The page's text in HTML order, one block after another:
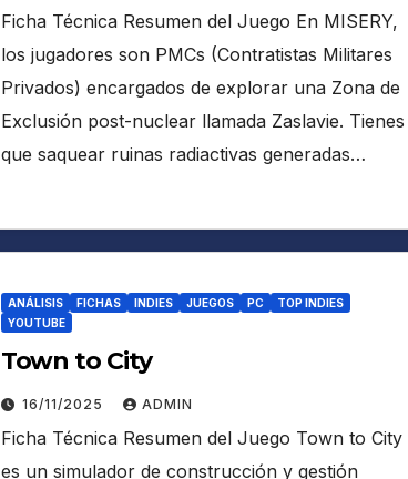
Ficha Técnica Resumen del Juego En MISERY,
los jugadores son PMCs (Contratistas Militares
Privados) encargados de explorar una Zona de
Exclusión post-nuclear llamada Zaslavie. Tienes
que saquear ruinas radiactivas generadas…
ANÁLISIS FICHAS INDIES JUEGOS PC
TOP INDIES
YOUTUBE
Town to City
16/11/2025 ADMIN
Ficha Técnica Resumen del Juego Town to City
es un simulador de construcción y gestión